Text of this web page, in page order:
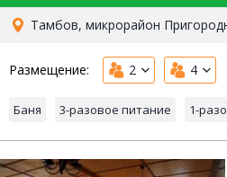
Тамбов, микрорайон
Размещение: 2 4
Баня 3-разовое питание 1-